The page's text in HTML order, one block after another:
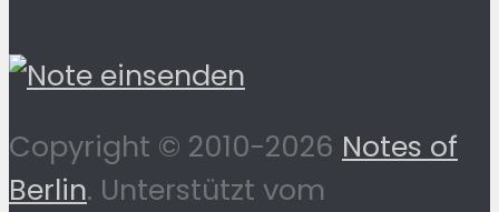
Copyright © 2010-2026 Notes of
Berlin. Unterstützt vom